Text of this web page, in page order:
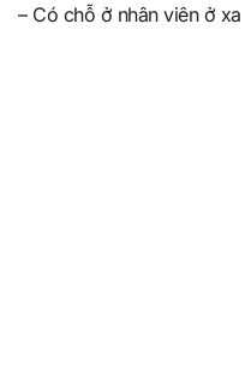
– Có chỗ ở nhân viên ở xa